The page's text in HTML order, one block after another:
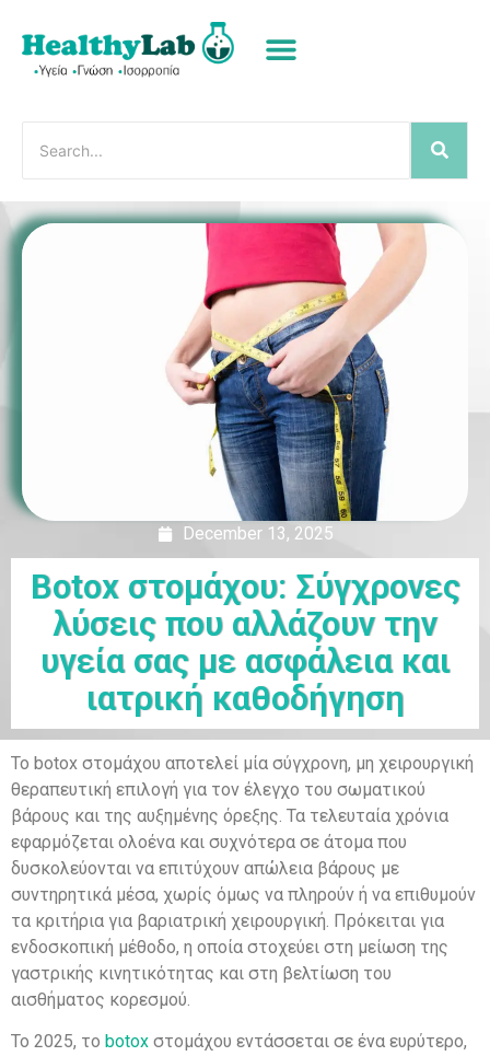
December 13, 2025
Botox στομάχου: Σύγχρονες
λύσεις που αλλάζουν την
υγεία σας με ασφάλεια και
ιατρική καθοδήγηση
Το botox στομάχου αποτελεί μία σύγχρονη, μη χειρουργική
θεραπευτική επιλογή για τον έλεγχο του σωματικού
βάρους και της αυξημένης όρεξης. Τα τελευταία χρόνια
εφαρμόζεται ολοένα και συχνότερα σε άτομα που
δυσκολεύονται να επιτύχουν απώλεια βάρους με
συντηρητικά μέσα, χωρίς όμως να πληρούν ή να επιθυμούν
τα κριτήρια για βαριατρική χειρουργική. Πρόκειται για
ενδοσκοπική μέθοδο, η οποία στοχεύει στη μείωση της
γαστρικής κινητικότητας και στη βελτίωση του
αισθήματος κορεσμού.
Το 2025, το botox στομάχου εντάσσεται σε ένα ευρύτερο,